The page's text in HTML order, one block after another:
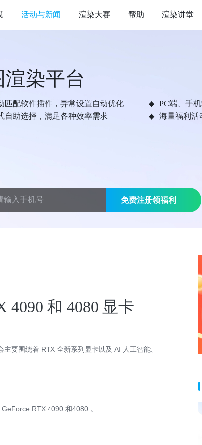
活动与新闻 渲染大赛 帮助 渲染讲堂
染平台
匹配软件插件，异常设置自动优化
PC端、手
自助选择，满足各种效率需求
海量福利活
免费注册领福利
4090 和 4080 显卡
要围绕着 RTX 全新系列显卡以及 AI 人工智能、
RTX 4090 和4080 。